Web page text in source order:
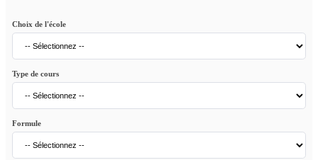
Choix de l'école
Type de cours
Formule